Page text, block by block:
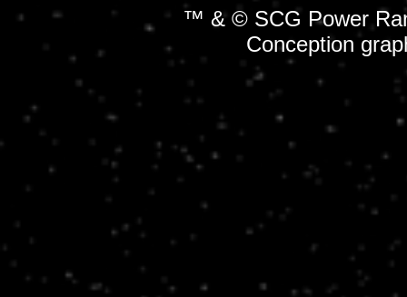
™ & © SCG Power
Conception